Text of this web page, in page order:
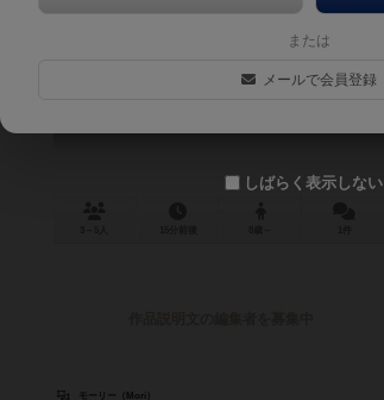
モーリー（Mori）
または
メールで会員登録
しばらく表示しない